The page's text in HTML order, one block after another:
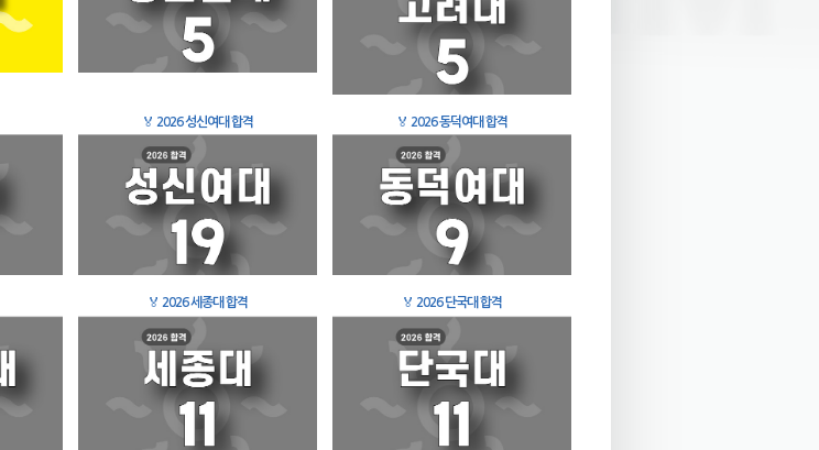
🏅 2026 성신여대 합격 🏅 2026 동덕여대 합격
🏅 2026 세종대 합격 🏅 2026 단국대 합격